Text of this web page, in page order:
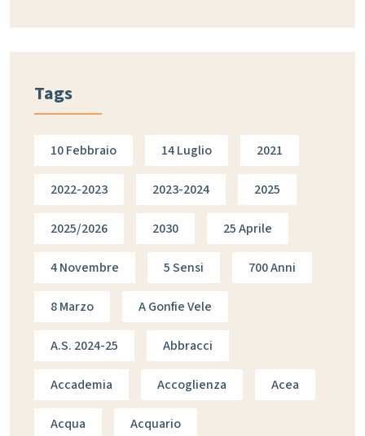
Tags
10 Febbraio 14 Luglio 2021
2022-2023 2023-2024 2025
2025/2026 2030 25 Aprile
4 Novembre 5 Sensi 700 Anni
8 Marzo A Gonfie Vele
A.s. 2024-25 Abbracci
Accademia Accoglienza Acea
Acqua Acquario